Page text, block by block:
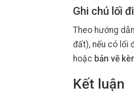
Ghi chú lối
Theo hướng
đất), nếu có lối
hoặc bản vẽ
Kết luận